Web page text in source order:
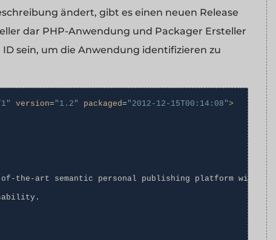
ändert, gibt es einen neuen Release
dar PHP-Anwendung und Packager Ersteller
sein, um die Anwendung identifizieren zu
version= "1.2" packaged= "2012-12-15T00:14:08">